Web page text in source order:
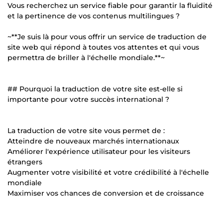
Vous recherchez un service fiable pour garantir la fluidité
et la pertinence de vos contenus multilingues ?
~**Je suis là pour vous offrir un service de traduction de
site web qui répond à toutes vos attentes et qui vous
permettra de briller à l'échelle mondiale.**~
## Pourquoi la traduction de votre site est-elle si
importante pour votre succès international ?
La traduction de votre site vous permet de :
Atteindre de nouveaux marchés internationaux
Améliorer l'expérience utilisateur pour les visiteurs
étrangers
Augmenter votre visibilité et votre crédibilité à l'échelle
mondiale
Maximiser vos chances de conversion et de croissance